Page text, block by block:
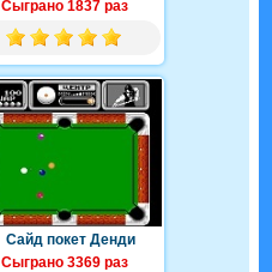
Сыграно 1837 раз
Сайд покет Денди
Сыграно 3369 раз